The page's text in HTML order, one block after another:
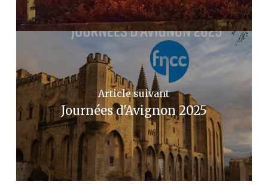
Article suivant
Journées d'Avignon 2025